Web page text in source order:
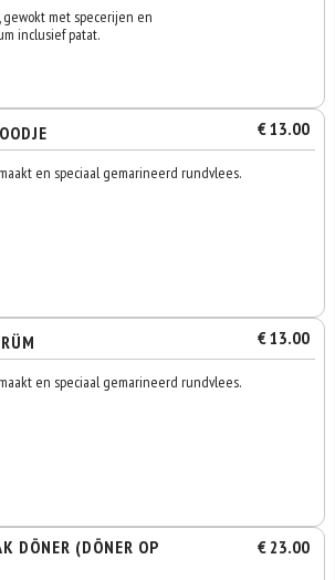
met specerijen en
inclusief patat.
€ 13.00
en speciaal gemarineerd rundvlees.
€ 13.00
en speciaal gemarineerd rundvlees.
DÖNER (DÖNER OP
€ 23.00